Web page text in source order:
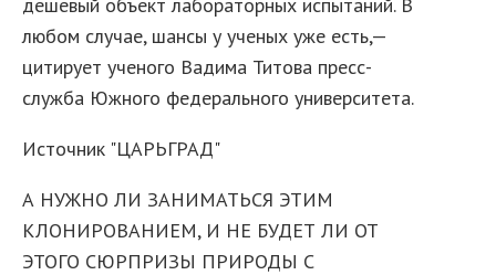
любом случае, шансы у ученых уже есть,—
цитирует ученого Вадима Титова пресс-
служба Южного федерального университета.
Источник "ЦАРЬГРАД"
А НУЖНО ЛИ ЗАНИМАТЬСЯ ЭТИМ
КЛОНИРОВАНИЕМ, И НЕ БУДЕТ ЛИ ОТ
ЭТОГО СЮРПРИЗЫ ПРИРОДЫ С